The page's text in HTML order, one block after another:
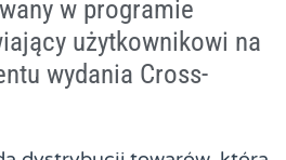
w programie
użytkownikowi na
wydania Cross-